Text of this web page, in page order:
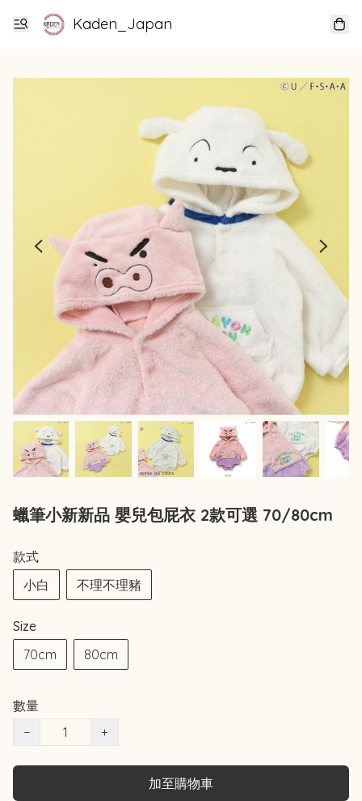
Kaden_Japan
蠟筆小新新品 嬰兒包屁衣 2款可選 70/80cm
款式
小白
不理不理豬
Size
70cm
80cm
數量
−
+
加至購物車